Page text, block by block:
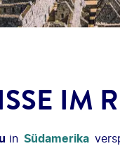
IM
in Südamerika